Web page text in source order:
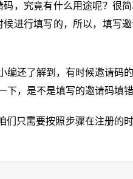
码，究竟有什么用途呢？很
进行填写的，所以，填写
编还了解到，有时候邀请码
下，是不是填写的邀请码填
们只需要按照步骤在注册的